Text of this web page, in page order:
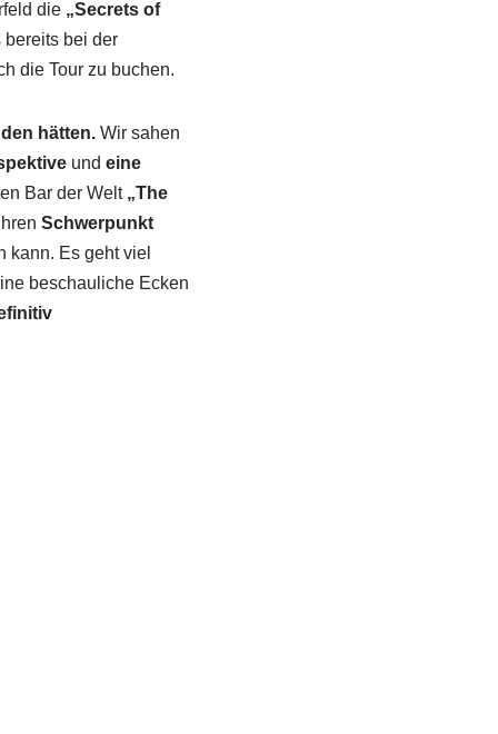
die „Secrets of
bei der
die Tour zu buchen.
hätten.Wir sahen
und eine
Bar der Welt „The
Schwerpunkt
kann. Es geht viel
beschauliche Ecken